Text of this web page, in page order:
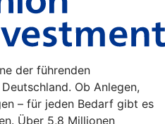
der führenden
Ob Anlegen,
– für jeden Bedarf gibt es
Über 5,8 Millionen